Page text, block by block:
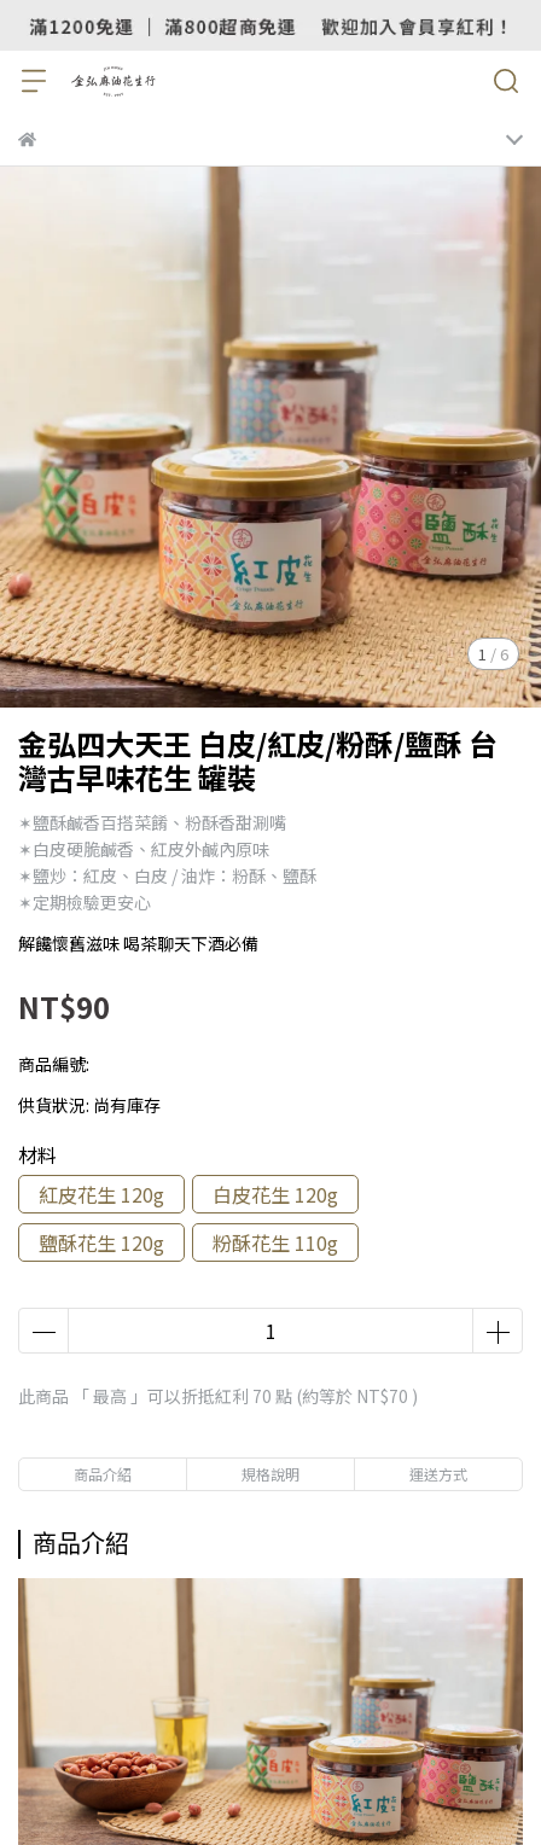
1 / 6
金弘四大天王 白皮/紅皮/粉酥/鹽酥 台
灣古早味花生 罐裝
✶鹽酥鹹香百搭菜餚、粉酥香甜涮嘴
✶白皮硬脆鹹香、紅皮外鹹內原味
✶鹽炒：紅皮、白皮 / 油炸：粉酥、鹽酥
✶定期檢驗更安心
解饞懷舊滋味 喝茶聊天下酒必備
NT$90
商品編號:
供貨狀況: 尚有庫存
材料
紅皮花生 120g
白皮花生 120g
鹽酥花生 120g
粉酥花生 110g
此商品 「 最高 」可以折抵紅利 70 點 (約等於 NT$70 )
商品介紹 規格說明 運送方式
商品介紹